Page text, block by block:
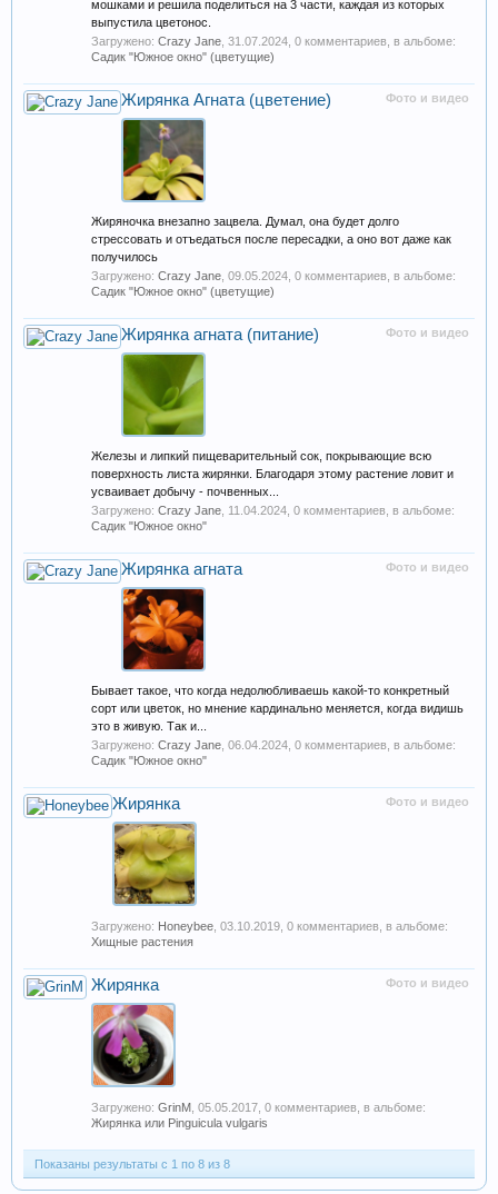
мошками и решила поделиться на 3 части, каждая из которых
выпустила цветонос.
Загружено: Crazy Jane 31.07.2024 , 0 комментариев, в альбоме:
Садик "Южное окно" (цветущие)
Фото и видео
Жирянка Агната (цветение)
Жиряночка внезапно зацвела. Думал, она будет долго
стрессовать и отъедаться после пересадки, а оно вот даже как
получилось
Загружено: Crazy Jane 09.05.2024 , 0 комментариев, в альбоме:
Садик "Южное окно" (цветущие)
Фото и видео
Жирянка агната (питание)
Железы и липкий пищеварительный сок, покрывающие всю
поверхность листа жирянки. Благодаря этому растение ловит и
усваивает добычу - почвенных...
Загружено: Crazy Jane 11.04.2024 , 0 комментариев, в альбоме:
Садик "Южное окно"
Фото и видео
Жирянка агната
Бывает такое, что когда недолюбливаешь какой-то конкретный
сорт или цветок, но мнение кардинально меняется, когда видишь
это в живую. Так и...
Загружено: Crazy Jane 06.04.2024 , 0 комментариев, в альбоме:
Садик "Южное окно"
Фото и видео
Жирянка
Загружено: Honeybee 03.10.2019 , 0 комментариев, в альбоме:
Хищные растения
Фото и видео
Жирянка
Загружено: GrinM 05.05.2017 , 0 комментариев, в альбоме:
Жирянка или Pinguicula vulgaris
Показаны результаты с 1 по 8 из 8